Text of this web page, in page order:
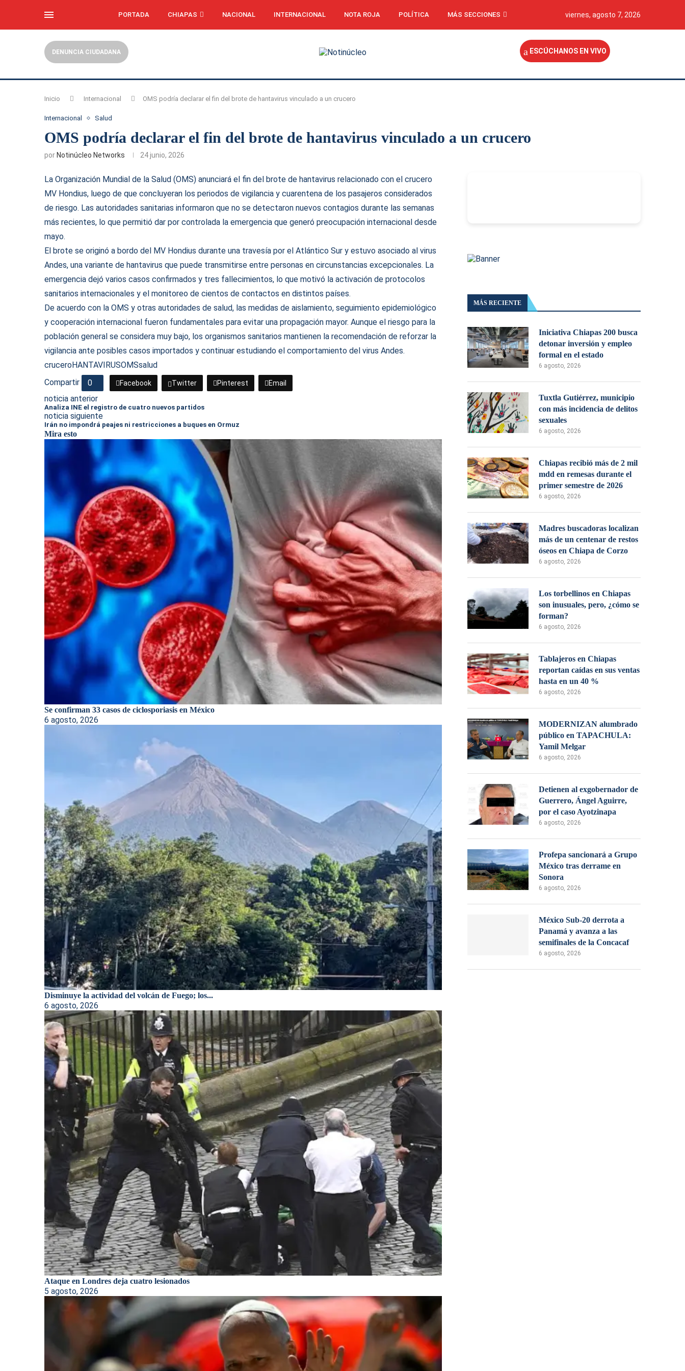
PORTADA CHIAPAS NACIONAL INTERNACIONAL NOTA ROJA POLÍTICA MÁS SECCIONES viernes, agosto 7, 2026
DENUNCIA CIUDADANA ESCÚCHANOS EN VIVO
Inicio Internacional OMS podría declarar el fin del brote de hantavirus vinculado a un crucero
Internacional Salud
OMS podría declarar el fin del brote de hantavirus vinculado a un crucero
por Notinúcleo Networks 24 junio, 2026
La Organización Mundial de la Salud (OMS) anunciará el fin del brote de hantavirus relacionado con el crucero
MV Hondius, luego de que concluyeran los periodos de vigilancia y cuarentena de los pasajeros considerados
de riesgo. Las autoridades sanitarias informaron que no se detectaron nuevos contagios durante las semanas
más recientes, lo que permitió dar por controlada la emergencia que generó preocupación internacional desde
mayo.
El brote se originó a bordo del MV Hondius durante una travesía por el Atlántico Sur y estuvo asociado al virus
Andes, una variante de hantavirus que puede transmitirse entre personas en circunstancias excepcionales. La
emergencia dejó varios casos confirmados y tres fallecimientos, lo que motivó la activación de protocolos
sanitarios internacionales y el monitoreo de cientos de contactos en distintos países.
De acuerdo con la OMS y otras autoridades de salud, las medidas de aislamiento, seguimiento epidemiológico
y cooperación internacional fueron fundamentales para evitar una propagación mayor. Aunque el riesgo para la
población general se considera muy bajo, los organismos sanitarios mantienen la recomendación de reforzar la
vigilancia ante posibles casos importados y continuar estudiando el comportamiento del virus Andes.
cruceroHANTAVIRUSOMSsalud
Compartir
0 Facebook Twitter Pinterest Email
noticia anterior
Analiza INE el registro de cuatro nuevos partidos
noticia siguiente
Irán no impondrá peajes ni restricciones a buques en Ormuz
Mira esto
Se confirman 33 casos de ciclosporiasis en México
6 agosto, 2026
Disminuye la actividad del volcán de Fuego; los...
6 agosto, 2026
Ataque en Londres deja cuatro lesionados
5 agosto, 2026
MÁS RECIENTE
Iniciativa Chiapas 200 busca
detonar inversión y empleo
formal en el estado
6 agosto, 2026
Tuxtla Gutiérrez, municipio
con más incidencia de delitos
sexuales
6 agosto, 2026
Chiapas recibió más de 2 mil
mdd en remesas durante el
primer semestre de 2026
6 agosto, 2026
Madres buscadoras localizan
más de un centenar de restos
óseos en Chiapa de Corzo
6 agosto, 2026
Los torbellinos en Chiapas
son inusuales, pero, ¿cómo se
forman?
6 agosto, 2026
Tablajeros en Chiapas
reportan caídas en sus ventas
hasta en un 40 %
6 agosto, 2026
MODERNIZAN alumbrado
público en TAPACHULA:
Yamil Melgar
6 agosto, 2026
Detienen al exgobernador de
Guerrero, Ángel Aguirre,
por el caso Ayotzinapa
6 agosto, 2026
Profepa sancionará a Grupo
México tras derrame en
Sonora
6 agosto, 2026
México Sub-20 derrota a
Panamá y avanza a las
semifinales de la Concacaf
6 agosto, 2026